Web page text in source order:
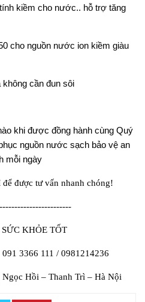
kiềm cho nước.. hỗ trợ tăng
cho nguồn nước ion kiềm giàu
cần đun sôi
khi được đồng hành cùng Quý
nguồn nước sạch bảo vệ an
mỗi ngày
được tư vấn nhanh chóng!
KHỎE TỐT
3366 111 / 0981214236
Hồi – Thanh Trì – Hà Nội